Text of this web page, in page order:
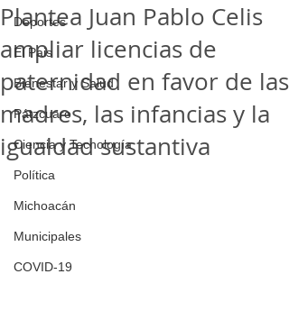
Deportes
El Pais
Bienestar y Salud
Pátzcuaro
Ciencia y Tecnología
Política
Michoacán
Municipales
COVID-19
Plantea Juan Pablo Celis
ampliar licencias de
paternidad en favor de las
madres, las infancias y la
igualdad sustantiva